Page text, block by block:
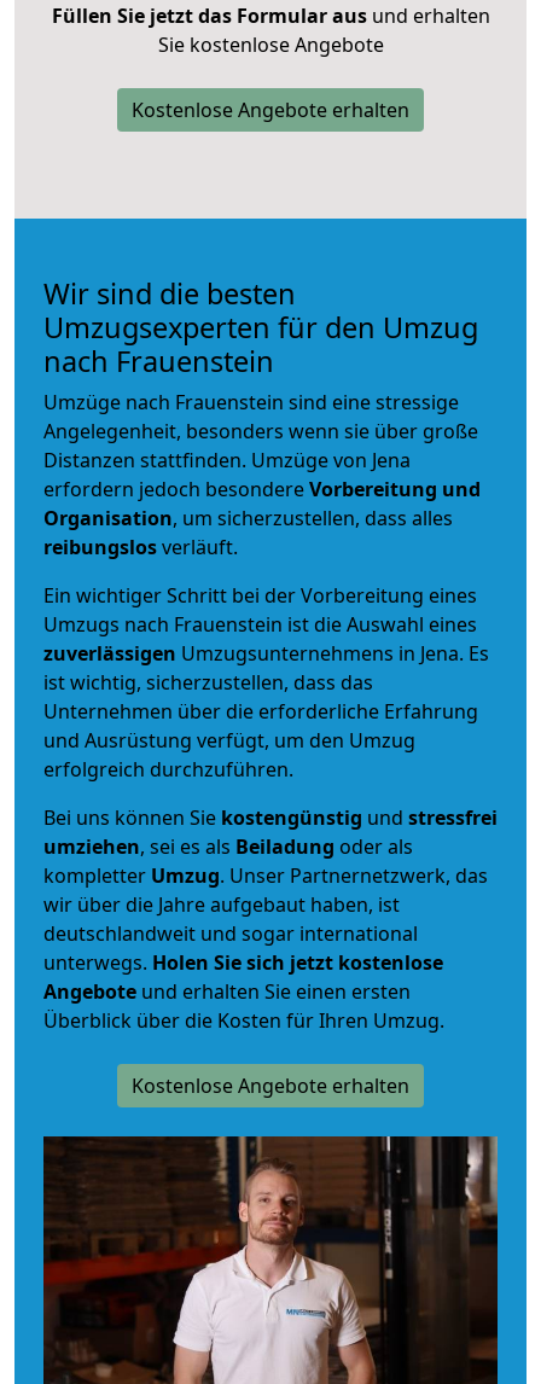
Füllen Sie jetzt das Formular ausund erhalten
Sie kostenlose Angebote
Kostenlose Angebote erhalten
Wir sind die besten
Umzugsexperten für den Umzug
nach Frauenstein
Umzüge nach Frauenstein sind eine stressige
Angelegenheit, besonders wenn sie über große
Distanzen stattfinden. Umzüge von Jena
erfordern jedoch besondereVorbereitung und
Organisation, um sicherzustellen, dass alles
reibungslosverläuft.
Ein wichtiger Schritt bei der Vorbereitung eines
Umzugs nach Frauenstein ist die Auswahl eines
zuverlässigen Umzugsunternehmens in Jena. Es
ist wichtig, sicherzustellen, dass das
Unternehmen über die erforderliche Erfahrung
und Ausrüstung verfügt, um den Umzug
erfolgreich durchzuführen.
Bei uns können Sie kostengünstig und stressfrei
umziehen, sei es als Beiladung oder als
kompletter Umzug. Unser Partnernetzwerk, das
wir über die Jahre aufgebaut haben, ist
deutschlandweit und sogar international
unterwegs. Holen Sie sich jetzt kostenlose
Angebote und erhalten Sie einen ersten
Überblick über die Kosten für Ihren Umzug.
Kostenlose Angebote erhalten